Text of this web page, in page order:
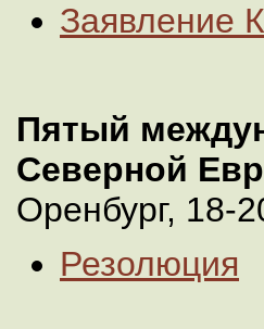
Заявление
Пятый
Северной
Оренбург, 18-
Резолюция